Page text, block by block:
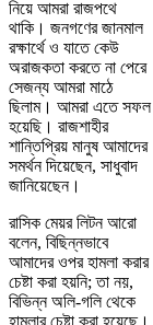
নিয়ে আমরা রাজপথে
থাকি। জনগণের জানমাল
রক্ষার্থে ও যাতে কেউ
অরাজকতা করতে না পেরে
সেজন্য আমরা মাঠে
ছিলাম। আমরা এতে সফল
হয়েছি। রাজশাহীর
শান্তিপ্রিয় মানুষ আমাদের
সমর্থন দিয়েছেন, সাধুবাদ
জানিয়েছেন।
রাসিক মেয়র লিটন আরো
বলেন, বিছিন্নভাবে
আমাদের ওপর হামলা করার
চেষ্টা করা হয়নি; তা নয়,
বিভিন্ন অলি-গলি থেকে
হামলার চেষ্টা করা হয়েছে।